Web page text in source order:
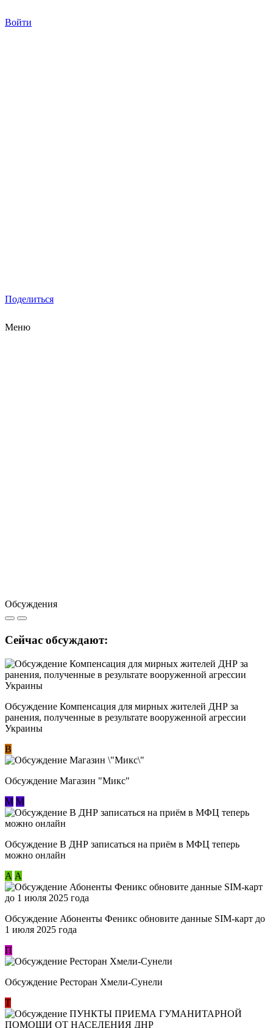
Войти
Поделиться
Меню
Обсуждения
Сейчас обсуждают:
Обсуждение Компенсация для мирных жителей ДНР за
ранения, полученные в результате вооруженной агрессии
Украины
В
Обсуждение Магазин "Микс"
М М
Обсуждение В ДНР записаться на приём в МФЦ теперь
можно онлайн
А А
Обсуждение Абоненты Феникс обновите данные SIM-карт до
1 июля 2025 года
П
Обсуждение Ресторан Хмели-Сунели
Т